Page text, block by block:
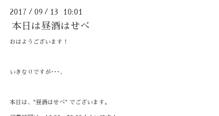
2017 / 09 / 13 10:01
本日は昼酒はせべ
おはようございます！
いきなりですが･･･、
本日は、"昼酒はせべ" でございます。